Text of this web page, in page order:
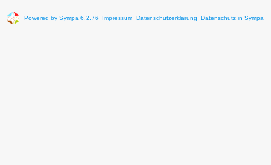
Powered by Sympa 6.2.76 Impressum Datenschutzerklärung Datenschutz in Sympa